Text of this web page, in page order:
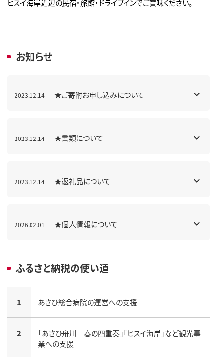
ヒスイ海岸近辺の民宿・旅館・ドライブインでご賞味ください。
お知らせ
2023.12.14 ★ご寄附お申し込みについて
2023.12.14 ★書類について
2023.12.14 ★返礼品について
2026.02.01 ★個人情報について
ふるさと納税の使い道
1 あさひ総合病院の運営への支援
2
「あさひ舟川 春の四重奏」「ヒスイ海岸」など観光事
業への支援